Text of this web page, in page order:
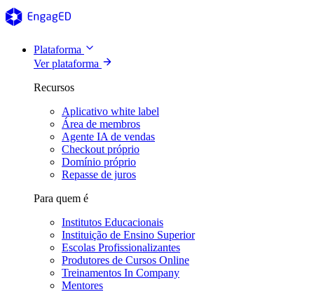
Plataforma
Ver plataforma
Recursos
Aplicativo white label
Área de membros
Agente IA de vendas
Checkout próprio
Domínio próprio
Repasse de juros
Para quem é
Institutos Educacionais
Instituição de Ensino Superior
Escolas Profissionalizantes
Produtores de Cursos Online
Treinamentos In Company
Mentores